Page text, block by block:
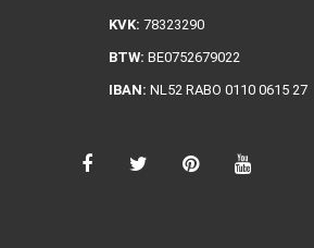
KVK: 78323290
BTW: BE0752679022
IBAN: NL52 RABO 0110 0615 27